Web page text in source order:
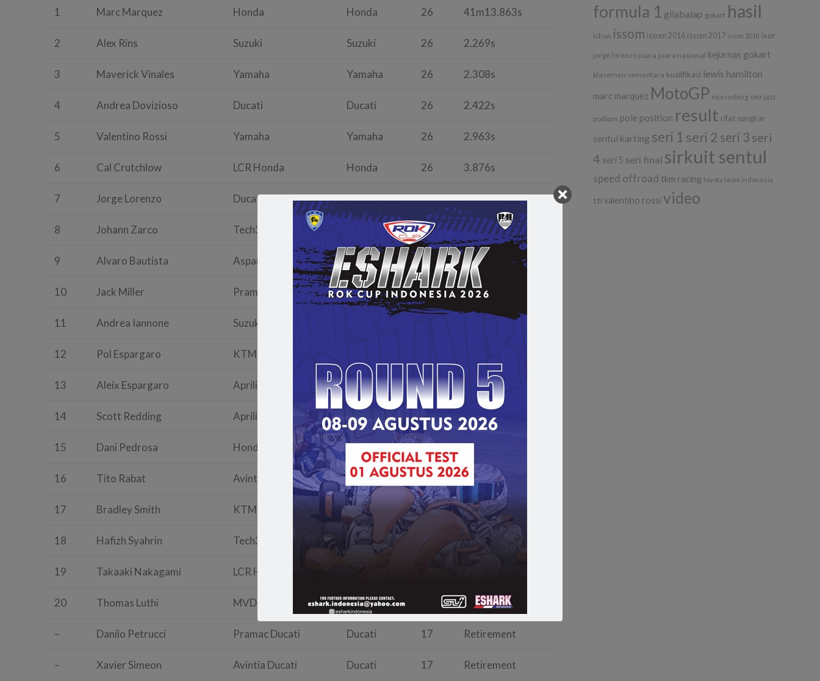
1 Marc Marquez Honda Honda 26 41m13.863s
2 Alex Rins Suzuki Suzuki 26 2.269s
3 Maverick Vinales Yamaha Yamaha 26 2.308s
4 Andrea Dovizioso Ducati Ducati 26 2.422s
5 Valentino Rossi Yamaha Yamaha 26 2.963s
6 Cal Crutchlow LCR Honda Honda 26 3.876s
7 Jorge Lorenzo Ducati Ducati 26 4.462s
8 Johann Zarco Tech3 Yamaha Yamaha 26 7.001s
9 Alvaro Bautista Aspar Ducati Ducati 26 7.541s
10 Jack Miller Pramac Ducati Ducati 26 13.056s
11 Andrea Iannone Suzuki
12 Pol Espargaro KTM
13 Aleix Espargaro Aprilia Aprilia 26 15.986s
14 Scott Redding Aprilia Aprilia 26 16.019s
15 Dani Pedrosa Honda Honda 26 16.043s
16 Tito Rabat Avintia Ducati Ducati 26 16.416s
17 Bradley Smith KTM KTM 26 29.073s
18 Hafizh Syahrin Tech3 Yamaha Yamaha 33.824s
19 Takaaki Nakagami LCR Honda
20 Thomas Luthi MVDS Honda Honda 47.853s
– Danilo Petrucci Pramac Ducati Ducati 17 Retirement
– Xavier Simeon Avintia Ducati Ducati 17 Retirement
formula 1 gilabalap gokart hasil
ichan issom issom 2016 issom 2017 issom 2018 ixor
jorge lorenzo juara juara nasional kejurnas gokart
klasemen sementara kualifikasi lewis hamilton
marc marquez MotoGP nico rosberg omr jazz
podium pole position result rifat sungkar
sentul karting seri 1 seri 2 seri 3 seri
4 seri 5 seri final sirkuit sentul
speed offroad tkm racing toyota team indonesia
tti valentino rossi video